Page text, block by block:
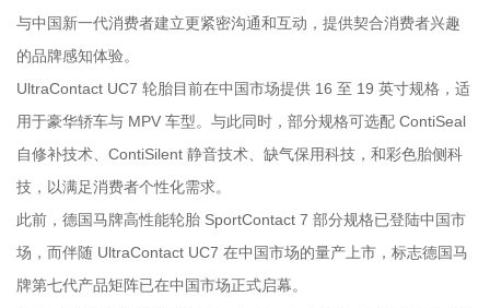
与中国新一代消费者建立更紧密沟通和互动，提供契合消费者兴趣
的品牌感知体验。
UltraContact UC7 轮胎目前在中国市场提供 16 至 19 英寸规格，适
用于豪华轿车与 MPV 车型。与此同时，部分规格可选配 ContiSeal
自修补技术、ContiSilent 静音技术、缺气保用科技，和彩色胎侧科
技，以满足消费者个性化需求。
此前，德国马牌高性能轮胎 SportContact 7 部分规格已登陆中国市
场，而伴随 UltraContact UC7 在中国市场的量产上市，标志德国马
牌第七代产品矩阵已在中国市场正式启幕。